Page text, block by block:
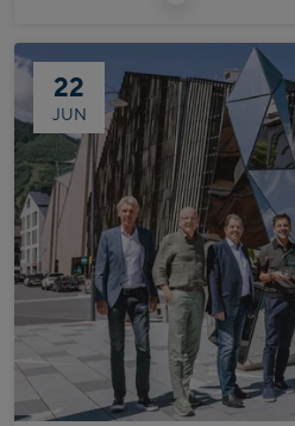
fragen nach...
22
JUN